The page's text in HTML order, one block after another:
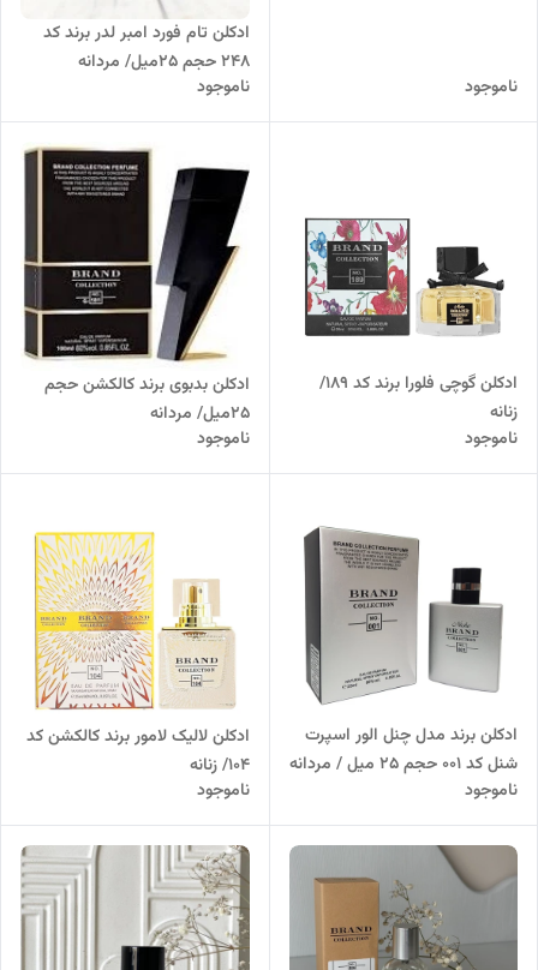
ناموجود
ادکلن تام فورد امبر لدر برند کد
248 حجم 25میل/ مردانه
ناموجود
ادکلن گوچی فلورا برند کد 189/
زنانه
ناموجود
ادکلن بدبوی برند کالکشن حجم
25میل/ مردانه
ناموجود
ادکلن برند مدل چنل الور اسپرت
شنل کد 001 حجم 25 میل / مردانه
ناموجود
ادکلن لالیک لامور برند کالکشن کد
104/ زنانه
ناموجود